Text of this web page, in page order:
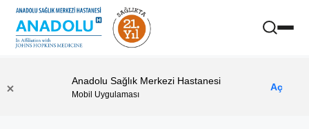
Anadolu Sağlık Merkezi Hastanesi
Mobil Uygulaması
Aç